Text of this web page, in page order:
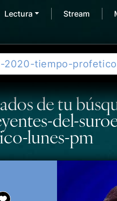
Lectura Stream
de tu
del-
lunes-pm